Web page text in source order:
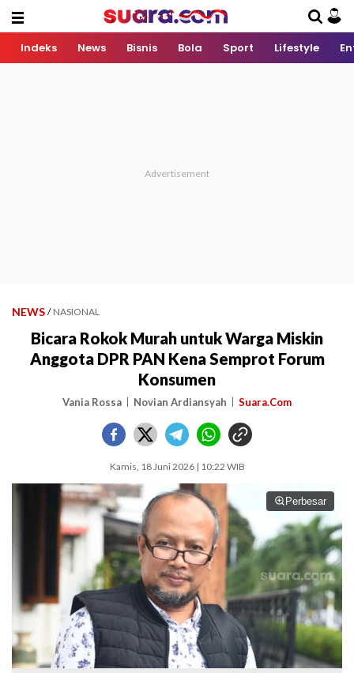
Indeks News Bisnis Bola Sport Lifestyle
NEWS / NASIONAL
Bicara Rokok Murah untuk Warga Miskin
Anggota DPR PAN Kena Semprot Forum
Konsumen
Vania Rossa Novian Ardiansyah Suara.Com
Kamis, 18 Juni 2026 | 10:22 WIB
Perbesar